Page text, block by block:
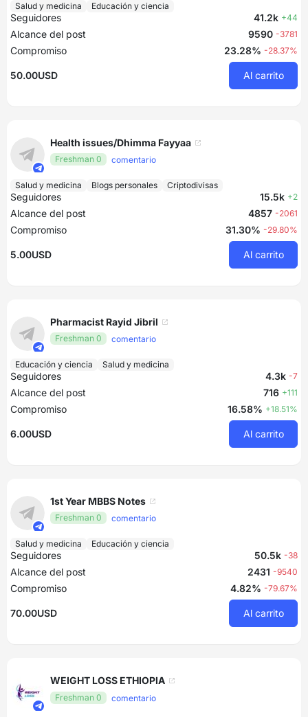
Salud y medicina Educación y ciencia
Seguidores 41.2k +44
Alcance del post 9590 -3781
Compromiso 23.28% -28.37%
50.00USD Al carrito
Health issues/Dhimma Fayyaa
Freshman 0 comentario
Salud y medicina Blogs personales Criptodivisas
Seguidores 15.5k +2
Alcance del post 4857 -2061
Compromiso 31.30% -29.80%
5.00USD Al carrito
Pharmacist Rayid Jibril
Freshman 0 comentario
Educación y ciencia Salud y medicina
Seguidores 4.3k -7
Alcance del post 716 +111
Compromiso 16.58% +18.51%
6.00USD Al carrito
1st Year MBBS Notes
Freshman 0 comentario
Salud y medicina Educación y ciencia
Seguidores 50.5k -38
Alcance del post 2431 -9540
Compromiso 4.82% -79.67%
70.00USD Al carrito
WEIGHT LOSS ETHIOPIA
Freshman 0 comentario